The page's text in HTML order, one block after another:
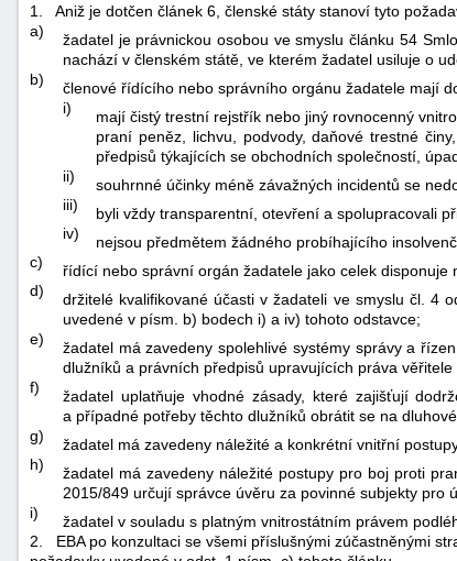
1.
Aniž je dotčen článek 6, členské státy stanoví tyto
a)
žadatel je právnickou osobou ve smyslu článku 54
nachází v členském státě, ve kterém žadatel usiluje o
b)
členové řídícího nebo správního orgánu žadatele mají
i)
mají čistý trestní rejstřík nebo jiný rovnocenný
praní peněz, lichvu, podvody, daňové trestné
předpisů týkajících se obchodních společností,
ii)
souhrnné účinky méně závažných incidentů se
iii)
byli vždy transparentní, otevření a spolupracovali
iv)
nejsou předmětem žádného probíhajícího
c)
řídící nebo správní orgán žadatele jako celek disponuje
d)
držitelé kvalifikované účasti v žadateli ve smyslu čl. 4
uvedené v písm. b) bodech i) a iv) tohoto odstavce;
e)
žadatel má zavedeny spolehlivé systémy správy a
dlužníků a právních předpisů upravujících práva
f)
žadatel uplatňuje vhodné zásady, které zajišťují
a případné potřeby těchto dlužníků obrátit se na
g)
žadatel má zavedeny náležité a konkrétní vnitřní
h)
žadatel má zavedeny náležité postupy pro boj proti
2015/849 určují správce úvěru za povinné subjekty
i)
žadatel v souladu s platným vnitrostátním právem
2.
EBA po konzultaci se všemi příslušnými zúčastněnými